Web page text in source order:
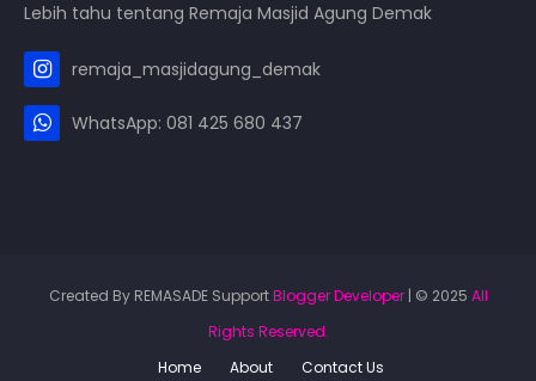
Lebih tahu tentang Remaja Masjid Agung Demak
remaja_masjidagung_demak
WhatsApp: 081 425 680 437
Created By REMASADE SupportBlogger Developer| © 2025 All
Rights Reserved.
Home
About Contact Us